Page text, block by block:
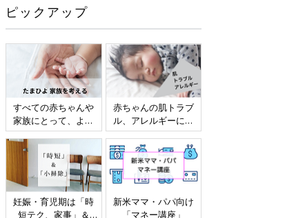
ピックアップ
すべての赤ちゃんや
家族にとって、より
よい社会・環境とな
ることをめざしてさ
まざまな課題を取材
し、発信していきま
す
赤ちゃんの肌トラブ
ル、アレルギーにつ
いて
妊娠・育児期は「時
短テク、家事」＆
新米ママ・パパ向け
「マネー講座」